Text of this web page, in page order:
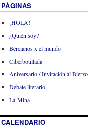
PÁGINAS
¡HOLA!
¿Quién soy?
Bercianos x el mundo
Ciberbotillada
Aniversario / Invitación al Bierzo
Debate literario
La Mina
CALENDARIO